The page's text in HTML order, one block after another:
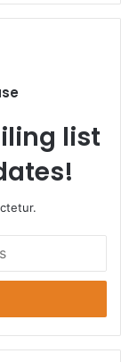
list